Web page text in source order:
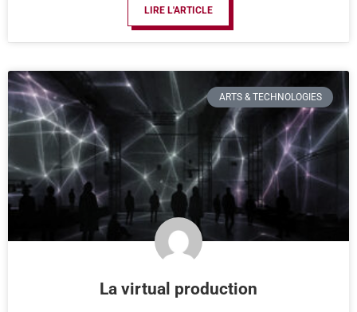
LIRE L'ARTICLE
ARTS & TECHNOLOGIES
La virtual production